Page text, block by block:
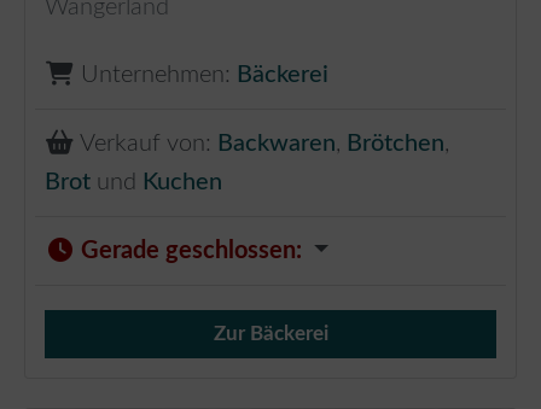
Wangerland
Unternehmen: Bäckerei
Verkauf von: Backwaren, Brötchen,
Brot und Kuchen
Gerade geschlossen:
Verkauf von Brötchen,
Zur Bäckerei